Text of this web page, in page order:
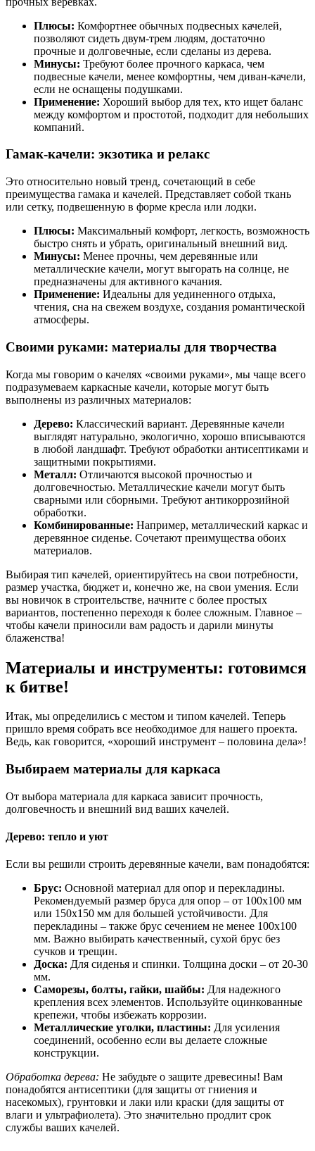
Плюсы: Комфортнее обычных подвесных качелей,
позволяют сидеть двум-трем людям, достаточно
прочные и долговечные, если сделаны из дерева.
Минусы: Требуют более прочного каркаса, чем
подвесные качели, менее комфортны, чем диван-качели,
если не оснащены подушками.
Применение: Хороший выбор для тех, кто ищет баланс
между комфортом и простотой, подходит для небольших
компаний.
Гамак-качели: экзотика и релакс
Это относительно новый тренд, сочетающий в себе
преимущества гамака и качелей. Представляет собой ткань
или сетку, подвешенную в форме кресла или лодки.
Плюсы: Максимальный комфорт, легкость, возможность
быстро снять и убрать, оригинальный внешний вид.
Минусы: Менее прочны, чем деревянные или
металлические качели, могут выгорать на солнце, не
предназначены для активного качания.
Применение: Идеальны для уединенного отдыха,
чтения, сна на свежем воздухе, создания романтической
атмосферы.
Своими руками: материалы для творчества
Когда мы говорим о качелях «своими руками», мы чаще всего
подразумеваем каркасные качели, которые могут быть
выполнены из различных материалов:
Дерево: Классический вариант. Деревянные качели
выглядят натурально, экологично, хорошо вписываются
в любой ландшафт. Требуют обработки антисептиками и
защитными покрытиями.
Металл: Отличаются высокой прочностью и
долговечностью. Металлические качели могут быть
сварными или сборными. Требуют антикоррозийной
обработки.
Комбинированные: Например, металлический каркас и
деревянное сиденье. Сочетают преимущества обоих
материалов.
Выбирая тип качелей, ориентируйтесь на свои потребности,
размер участка, бюджет и, конечно же, на свои умения. Если
вы новичок в строительстве, начните с более простых
вариантов, постепенно переходя к более сложным. Главное –
чтобы качели приносили вам радость и дарили минуты
блаженства!
Материалы и инструменты: готовимся
к битве!
Итак, мы определились с местом и типом качелей. Теперь
пришло время собрать все необходимое для нашего проекта.
Ведь, как говорится, «хороший инструмент – половина дела»!
Выбираем материалы для каркаса
От выбора материала для каркаса зависит прочность,
долговечность и внешний вид ваших качелей.
Дерево: тепло и уют
Если вы решили строить деревянные качели, вам понадобятся:
Брус: Основной материал для опор и перекладины.
Рекомендуемый размер бруса для опор – от 100х100 мм
или 150х150 мм для большей устойчивости. Для
перекладины – также брус сечением не менее 100х100
мм. Важно выбирать качественный, сухой брус без
сучков и трещин.
Доска: Для сиденья и спинки. Толщина доски – от 20-30
мм.
Саморезы, болты, гайки, шайбы: Для надежного
крепления всех элементов. Используйте оцинкованные
крепежи, чтобы избежать коррозии.
Металлические уголки, пластины: Для усиления
соединений, особенно если вы делаете сложные
конструкции.
Обработка дерева: Не забудьте о защите древесины! Вам
понадобятся антисептики (для защиты от гниения и
насекомых), грунтовки и лаки или краски (для защиты от
влаги и ультрафиолета). Это значительно продлит срок
службы ваших качелей.